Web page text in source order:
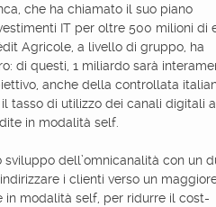
che ha chiamato il suo piano
IT per oltre 500 milioni di
Agricole, a livello di gruppo, ha
di questi, 1 miliardo sarà
anche della controllata
tasso di utilizzo dei canali digitali
in modalità self.
dell’omnicanalità con un
i clienti verso un
modalità self, per ridurre il cost-